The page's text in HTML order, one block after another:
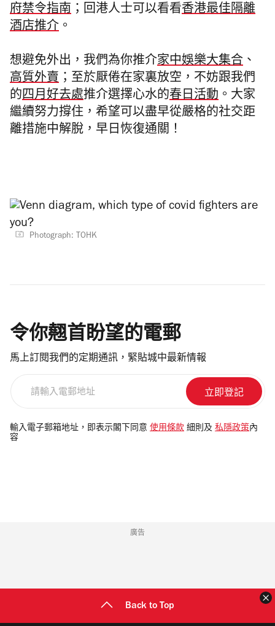
府禁令指南 ；回港人士可以看看香港最佳隔離
酒店推介 。
想避免外出，我們為你推介家中娛樂大集合 、
高質外賣 ；至於厭倦在家裏放空，不妨跟我們
的四月好去處推介選擇心水的春日活動 。 大家
繼續努力撐住，希望可以盡早從嚴格的社交距
離措施中解脫，早日恢復通關！
Photograph: TOHK
令你翹首盼望的電郵
馬上訂閱我們的定期通訊，緊貼城中最新情報
電
郵
輸入電子郵箱地址，即表示閣下同意 使用條款 細則及 私隱政策 內
容
廣告
Back to Top